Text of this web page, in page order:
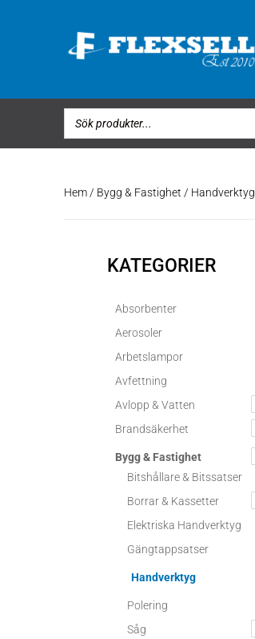
Hem/ Bygg & Fastighet / Handverktyg
KATEGORIER
Absorbenter
Aerosoler
Arbetslampor
Avfettning
Avlopp & Vatten
Brandsäkerhet
Bygg & Fastighet
Bitshållare & Bitssatser
Borrar & Kassetter
Elektriska Handverktyg
Gängtappsatser
Handverktyg
Polering
Såg